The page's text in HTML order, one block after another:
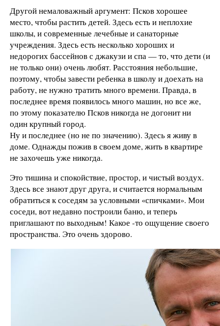
Другой немаловажный аргумент: Псков хорошее
место, чтобы растить детей. Здесь есть и неплохие
школы, и современные лечебные и санаторные
учреждения. Здесь есть несколько хороших и
недорогих бассейнов с джакузи и спа — то, что дети (и
не только они) очень любят. Расстояния небольшие,
поэтому, чтобы завести ребенка в школу и доехать на
работу, не нужно тратить много времени. Правда, в
последнее время появилось много машин, но все же,
по этому показателю Псков никогда не догонит ни
один крупный город.
Ну и последнее (но не по значению). Здесь я живу в
доме. Однажды пожив в своем доме, жить в квартире
не захочешь уже никогда.
Это тишина и спокойствие, простор, и чистый воздух.
Здесь все знают друг друга, и считается нормальным
обратиться к соседям за условными «спичками». Мои
соседи, вот недавно построили баню, и теперь
приглашают по выходным! Какое -то ощущение своего
пространства. Это очень здорово.